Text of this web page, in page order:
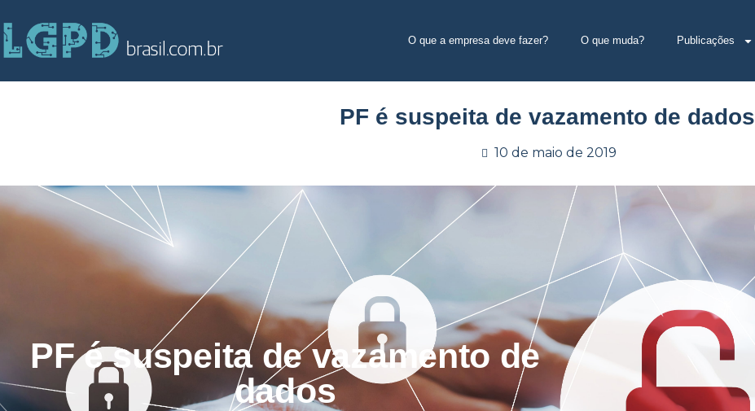
O que a empresa deve fazer? O que muda? Publicações
PF é suspeita de vazamento de dados
10 de maio de 2019
PF é suspeita de vazamento de
dados